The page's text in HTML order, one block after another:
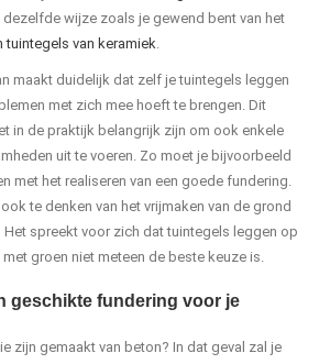
wijze zoals je gewend bent van het
tuintegels van keramiek.
maakt duidelijk dat zelf je tuintegels leggen
met zich mee hoeft te brengen. Dit
in de praktijk belangrijk zijn om ook enkele
uit te voeren. Zo moet je bijvoorbeeld
met het realiseren van een goede fundering.
te denken van het vrijmaken van de grond
Het spreekt voor zich dat tuintegels leggen op
groen niet meteen de beste keuze is.
geschikte fundering voor je
zijn gemaakt van beton? In dat geval zal je